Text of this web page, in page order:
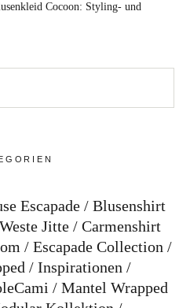
Cocoon: Styling- und
Escapade
Blusenshirt
Jitte
Carmenshirt
Escapade Collection
Inspirationen
Mantel Wrapped